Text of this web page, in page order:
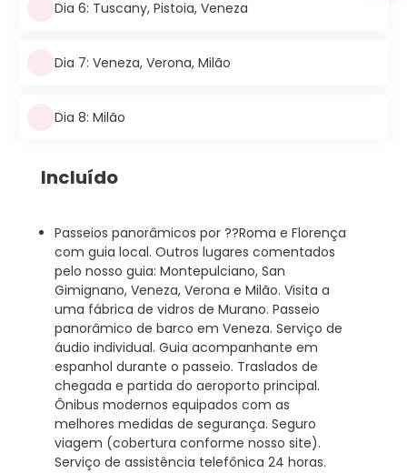
Dia 6: Tuscany, Pistoia, Veneza
Dia 7: Veneza, Verona, Milão
Dia 8: Milão
Incluído
Passeios panorâmicos por ??Roma e Florença
com guia local. Outros lugares comentados
pelo nosso guia: Montepulciano, San
Gimignano, Veneza, Verona e Milão. Visita a
uma fábrica de vidros de Murano. Passeio
panorâmico de barco em Veneza. Serviço de
áudio individual. Guia acompanhante em
espanhol durante o passeio. Traslados de
chegada e partida do aeroporto principal.
Ônibus modernos equipados com as
melhores medidas de segurança. Seguro
viagem (cobertura conforme nosso site).
Serviço de assistência telefônica 24 horas.